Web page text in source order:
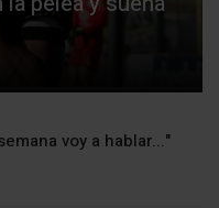
voy a hablar..."